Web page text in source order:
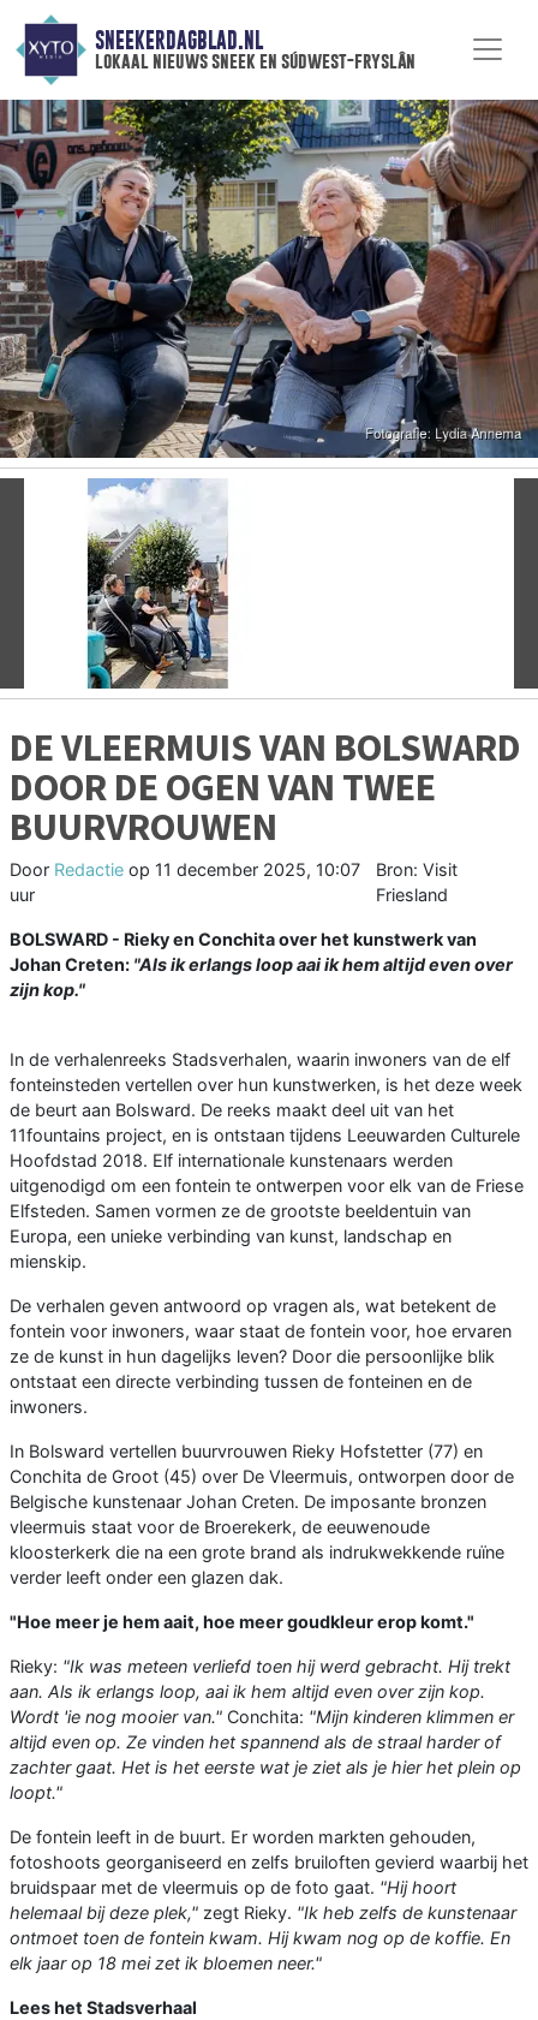
SNEEKERDAGBLAD.NL
lokaal nieuws sneek en súdwest-fryslân
DE VLEERMUIS VAN BOLSWARD
DOOR DE OGEN VAN TWEE
BUURVROUWEN
Door Redactie op 11 december 2025, 10:07
uur
Bron: Visit
Friesland
BOLSWARD - Rieky en Conchita over het kunstwerk van
Johan Creten: "Als ik erlangs loop aai ik hem altijd even over
zijn kop."
In de verhalenreeks Stadsverhalen, waarin inwoners van de elf
fonteinsteden vertellen over hun kunstwerken, is het deze week
de beurt aan Bolsward. De reeks maakt deel uit van het
11fountains project, en is ontstaan tijdens Leeuwarden Culturele
Hoofdstad 2018. Elf internationale kunstenaars werden
uitgenodigd om een fontein te ontwerpen voor elk van de Friese
Elfsteden. Samen vormen ze de grootste beeldentuin van
Europa, een unieke verbinding van kunst, landschap en
mienskip.
De verhalen geven antwoord op vragen als, wat betekent de
fontein voor inwoners, waar staat de fontein voor, hoe ervaren
ze de kunst in hun dagelijks leven? Door die persoonlijke blik
ontstaat een directe verbinding tussen de fonteinen en de
inwoners.
In Bolsward vertellen buurvrouwen Rieky Hofstetter (77) en
Conchita de Groot (45) over De Vleermuis, ontworpen door de
Belgische kunstenaar Johan Creten. De imposante bronzen
vleermuis staat voor de Broerekerk, de eeuwenoude
kloosterkerk die na een grote brand als indrukwekkende ruïne
verder leeft onder een glazen dak.
"Hoe meer je hem aait, hoe meer goudkleur erop komt."
Rieky: "Ik was meteen verliefd toen hij werd gebracht. Hij trekt
aan. Als ik erlangs loop, aai ik hem altijd even over zijn kop.
Wordt 'ie nog mooier van." Conchita: "Mijn kinderen klimmen er
altijd even op. Ze vinden het spannend als de straal harder of
zachter gaat. Het is het eerste wat je ziet als je hier het plein op
loopt."
De fontein leeft in de buurt. Er worden markten gehouden,
fotoshoots georganiseerd en zelfs bruiloften gevierd waarbij het
bruidspaar met de vleermuis op de foto gaat. "Hij hoort
helemaal bij deze plek," zegt Rieky. "Ik heb zelfs de kunstenaar
ontmoet toen de fontein kwam. Hij kwam nog op de koffie. En
elk jaar op 18 mei zet ik bloemen neer."
Lees het Stadsverhaal